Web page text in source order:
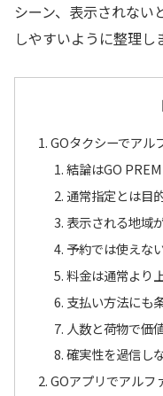
シーン、表示されない
しやすいように整理し
GOタクシーでアル
結論はGO
通常指定とは目
表示される地域
予約では使えな
料金は通常より
支払い方法にも
人数と荷物で価
確実性を過信し
GOアプリでアルフ